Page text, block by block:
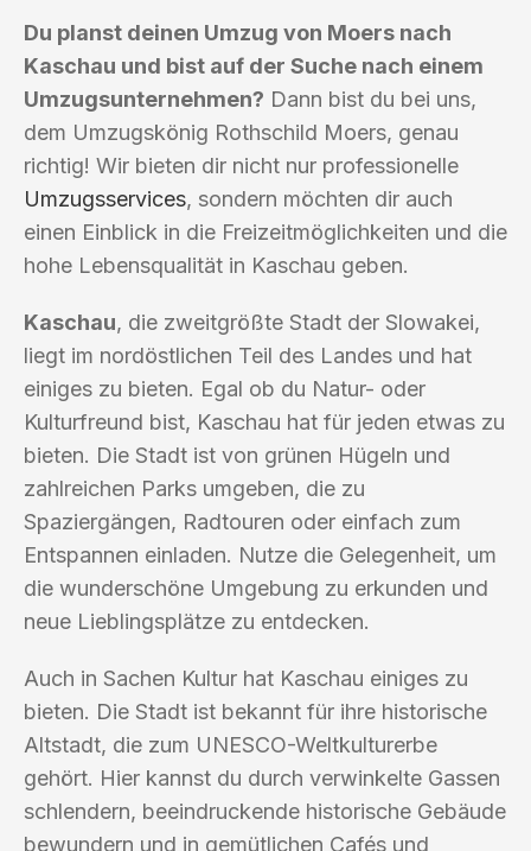
Du planst deinen Umzug von Moers nach
Kaschau und bist auf der Suche nach einem
Umzugsunternehmen? Dann bist du bei uns,
dem Umzugskönig Rothschild Moers, genau
richtig! Wir bieten dir nicht nur professionelle
Umzugsservices, sondern möchten dir auch
einen Einblick in die Freizeitmöglichkeiten und die
hohe Lebensqualität in Kaschau geben.
Kaschau, die zweitgrößte Stadt der Slowakei,
liegt im nordöstlichen Teil des Landes und hat
einiges zu bieten. Egal ob du Natur- oder
Kulturfreund bist, Kaschau hat für jeden etwas zu
bieten. Die Stadt ist von grünen Hügeln und
zahlreichen Parks umgeben, die zu
Spaziergängen, Radtouren oder einfach zum
Entspannen einladen. Nutze die Gelegenheit, um
die wunderschöne Umgebung zu erkunden und
neue Lieblingsplätze zu entdecken.
Auch in Sachen Kultur hat Kaschau einiges zu
bieten. Die Stadt ist bekannt für ihre historische
Altstadt, die zum UNESCO-Weltkulturerbe
gehört. Hier kannst du durch verwinkelte Gassen
schlendern, beeindruckende historische Gebäude
bewundern und in gemütlichen Cafés und